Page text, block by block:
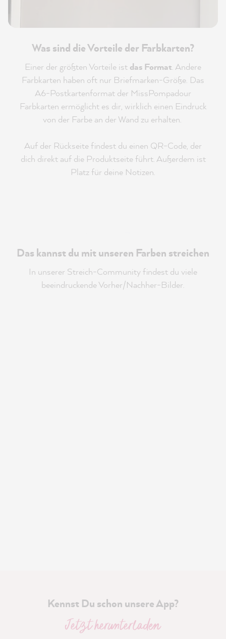
Was sind die Vorteile der Farbkarten?
Einer der größten Vorteile ist das Format. Andere
Farbkarten haben oft nur Briefmarken-Größe. Das
A6-Postkartenformat der MissPompadour
Farbkarten ermöglicht es dir, wirklich einen Eindruck
von der Farbe an der Wand zu erhalten.
Auf der Rückseite findest du einen QR-Code, der
dich direkt auf die Produktseite führt. Außerdem ist
Platz für deine Notizen.
Das kannst du mit unseren Farben streichen
In unserer Streich-Community findest du viele
beeindruckende Vorher/Nachher-Bilder.
Kennst Du schon unsere App?
Jetzt herunterladen